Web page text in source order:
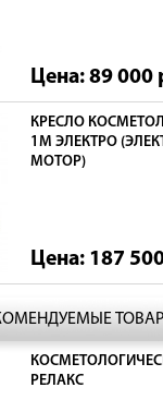
Цена: 89 000
КРЕСЛО
1М ЭЛЕКТРО
МОТОР)
Цена: 187
РЕЛАКС